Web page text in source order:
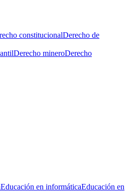
constitucionalDerecho de
Derecho mineroDerecho
Educación en informáticaEducación en